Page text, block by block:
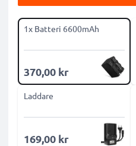
1x Batteri 6600mAh
370,00 kr
Laddare
169,00 kr